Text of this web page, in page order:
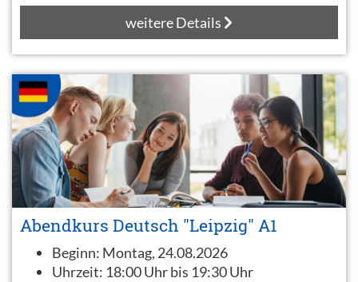
weitere Details
Abendkurs Deutsch "Leipzig" A1
Beginn: Montag, 24.08.2026
Uhrzeit: 18:00 Uhr bis 19:30 Uhr